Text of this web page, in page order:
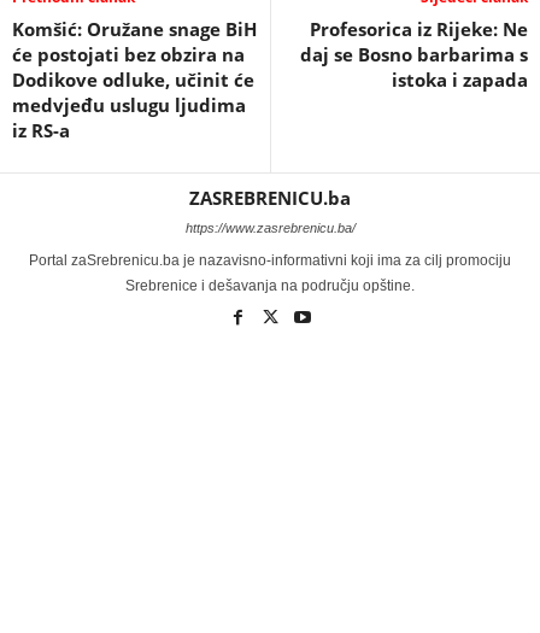
Komšić: Oružane snage BiH
će postojati bez obzira na
Dodikove odluke, učinit će
medvjeđu uslugu ljudima
iz RS-a
Profesorica iz Rijeke: Ne
daj se Bosno barbarima s
istoka i zapada
ZASREBRENICU.ba
https://www.zasrebrenicu.ba/
Portal zaSrebrenicu.ba je nazavisno-informativni koji ima za cilj promociju
Srebrenice i dešavanja na području opštine.